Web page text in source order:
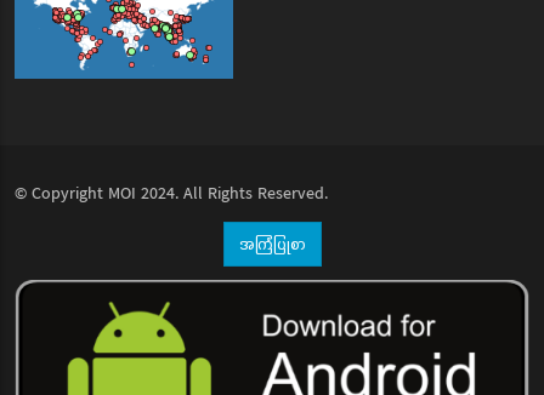
© Copyright MOI 2024. All Rights Reserved.
အကြံပြုစာ